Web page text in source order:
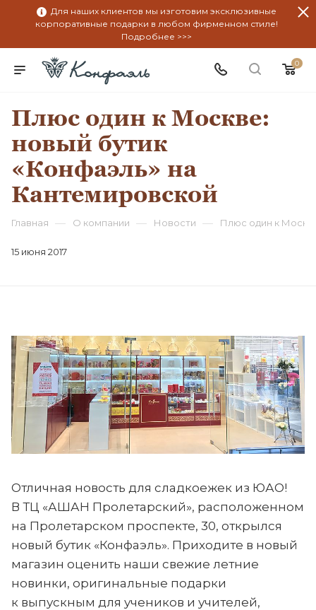
Для наших клиентов мы изготовим эксклюзивные
корпоративные подарки в любом фирменном стиле!
Подробнее >>>
0
Плюс один к Москве:
новый бутик
«Конфаэль» на
Кантемировской
Главная — О компании — Новости — Плюс один к
15 июня 2017
Отличная новость для сладкоежек из ЮАО!
В ТЦ «АШАН Пролетарский», расположенном
на Пролетарском проспекте, 30, открылся
новый бутик «Конфаэль». Приходите в новый
магазин оценить наши свежие летние
новинки, оригинальные подарки
к выпускным для учеников и учителей,